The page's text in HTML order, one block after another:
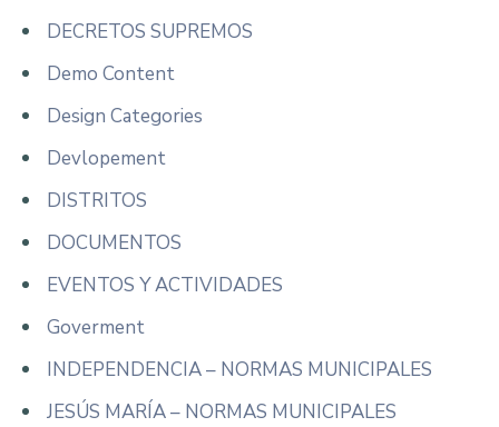
DECRETOS SUPREMOS
Demo Content
Design Categories
Devlopement
DISTRITOS
DOCUMENTOS
EVENTOS Y ACTIVIDADES
Goverment
INDEPENDENCIA – NORMAS MUNICIPALES
JESÚS MARÍA – NORMAS MUNICIPALES